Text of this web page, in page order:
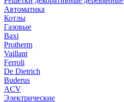
Автоматика
Котлы
Газовые
Baxi
Protherm
Vaillant
Ferroli
De Dietrich
Buderus
ACV
Электрические